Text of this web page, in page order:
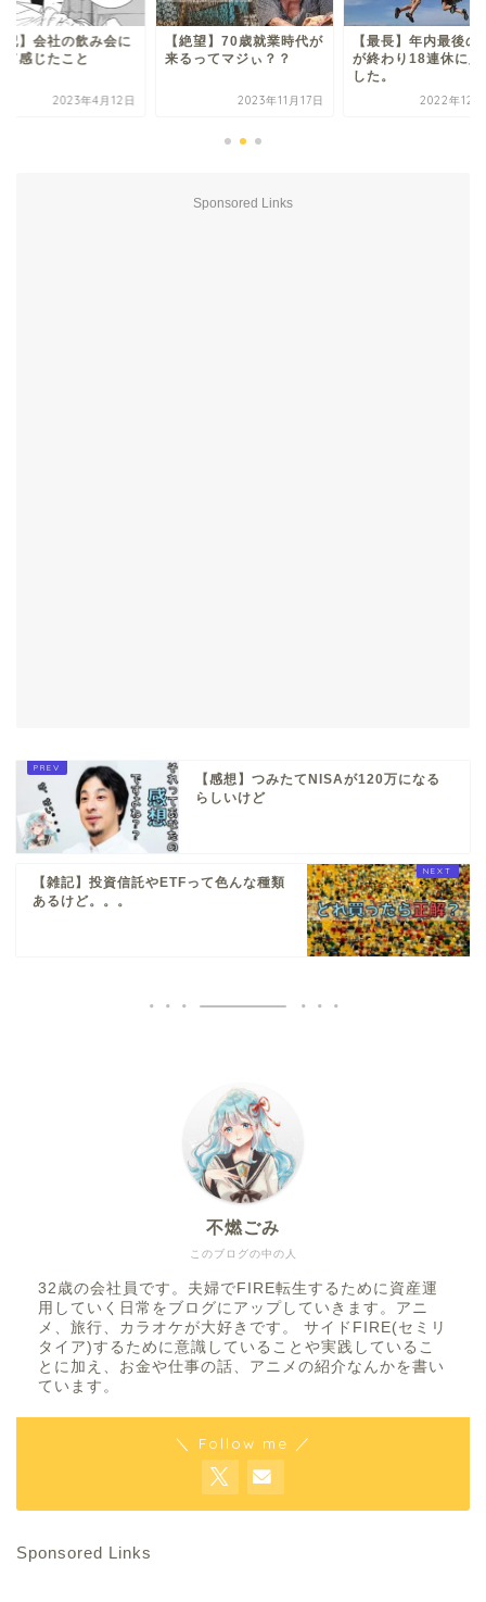
望】70歳就業時代が
ってマジぃ？？
2023年11月17日
【最長】年内最後の仕事
が終わり18連休に入りま
2022年12月23日
【雑記】会社の飲み
行って感じたこと
2023年4
Sponsored Links
【感想】つみたてNISAが120万になる
らしいけど
【雑記】投資信託やETFって色んな種類
あるけど。。。
このブログの中の人
不燃ごみ
32歳の会社員です。夫婦でFIRE転生するために資産運
用していく日常をブログにアップしていきます。アニ
メ、旅行、カラオケが大好きです。 サイドFIRE(セミリ
タイア)するために意識していることや実践しているこ
とに加え、お金や仕事の話、アニメの紹介なんかを書い
ています。
＼ Follow me ／
Sponsored Links